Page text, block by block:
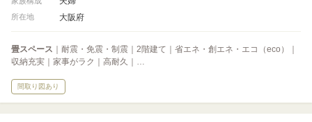
所在地 大阪府
畳スペース ｜耐震・免震・制震｜2階建て｜省エネ・創エネ・エコ（eco）｜
収納充実｜家事がラク｜高耐久｜…
間取り図あり